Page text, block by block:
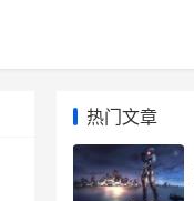
热门文章